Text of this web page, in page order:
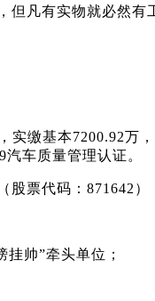
但凡有实物就必然
实缴基本7200.92万
车质量管理认证。
股票代码：871642
帅”牵头单位；